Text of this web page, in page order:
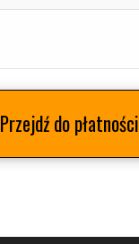
Przejdź do płatności